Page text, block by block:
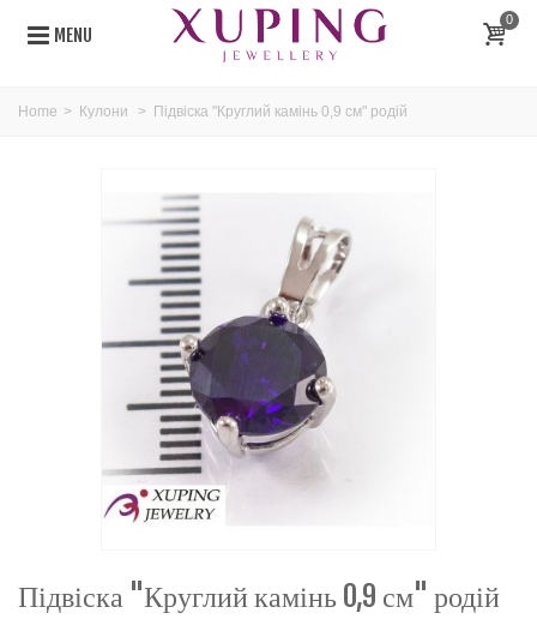
MENU
0
Home > Кулони > Підвіска "Круглий камінь 0,9 см" родій
Підвіска "Круглий камінь 0,9 см" родій